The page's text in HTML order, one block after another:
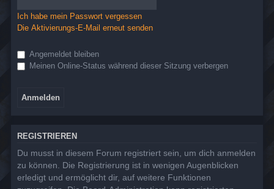
Ich habe mein Passwort vergessen
Die Aktivierungs-E-Mail erneut senden
Angemeldet bleiben
Meinen Online-Status während dieser Sitzung verbergen
REGISTRIEREN
Du musst in diesem Forum registriert sein, um dich anmelden
zu können. Die Registrierung ist in wenigen Augenblicken
erledigt und ermöglicht dir, auf weitere Funktionen